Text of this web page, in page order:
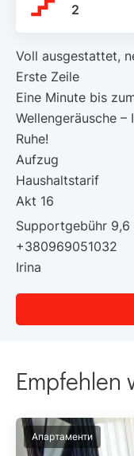
2
Voll ausgestattet,
Erste Zeile
Eine Minute bis
Wellengeräusche –
Ruhe!
Aufzug
Haushaltstarif
Akt 16
Supportgebühr 9,6
+380969051032
Irina
Empfehlen
Апартаменти